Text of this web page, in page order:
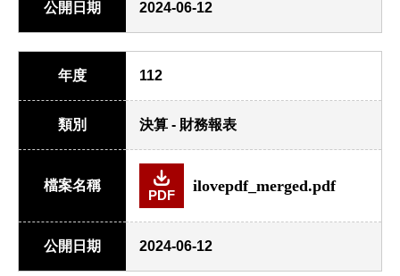
公開日期 2024-06-12
年度 112
類別 決算 - 財務報表
檔案名稱
PDF
ilovepdf_merged.pdf
公開日期 2024-06-12